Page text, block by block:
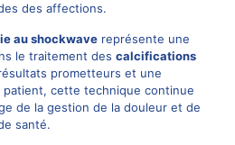
des affections.
au shockwavereprésente une
le traitement des calcifications
prometteurs et une
cette technique continue
de la gestion de la douleur et de
santé.